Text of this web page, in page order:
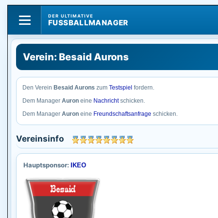
DER ULTIMATIVE
FUSSBALLMANAGER
Verein: Besaid Aurons
Den Verein Besaid Aurons zum Testspiel fordern.
Dem Manager Auron eine Nachrichtschicken.
Dem Manager Auron eine Freundschaftsanfrage schicken.
Vereinsinfo
Hauptsponsor: IKEO